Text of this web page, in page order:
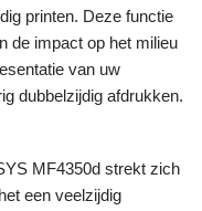
printen. Deze functie
de impact op het milieu
van uw
dubbelzijdig afdrukken.
MF4350d strekt zich
een veelzijdig